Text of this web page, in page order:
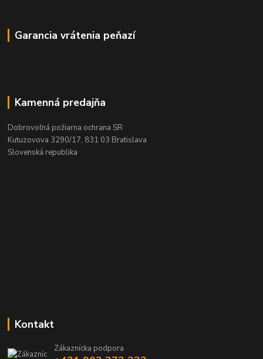
Garancia vrátenia peňazí
Kamenná predajňa
Dobrovoľná požiarna ochrana SR
Kutuzovova 3290/17, 831 03 Bratislava
Slovenská republika
Kontakt
Zákaznícka podpora